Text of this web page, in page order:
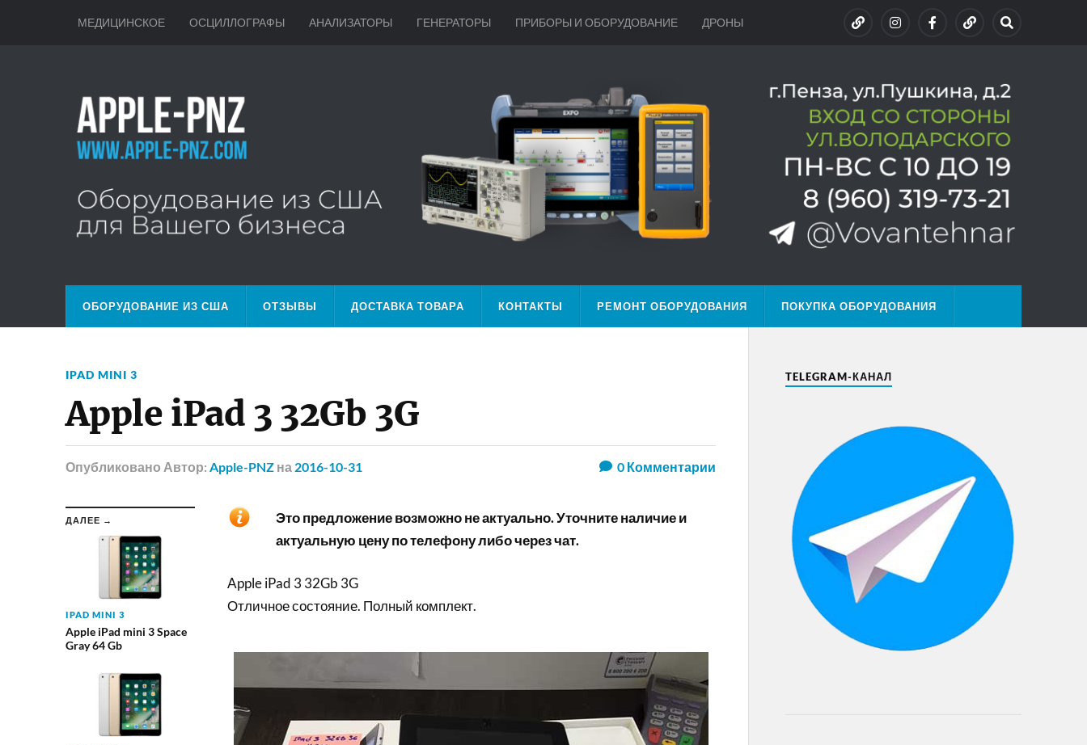
МЕДИЦИНСКОЕ ОСЦИЛЛОГРАФЫ АНАЛИЗАТОРЫ ГЕНЕРАТОРЫ ПРИБОРЫ И ОБОРУДОВАНИЕ ДРОНЫ
ОБОРУДОВАНИЕ ИЗ США ОТЗЫВЫ ДОСТАВКА ТОВАРА КОНТАКТЫ РЕМОНТ ОБОРУДОВАНИЯ ПОКУПКА ОБОРУДОВАНИЯ
IPAD MINI 3
Apple iPad 3 32Gb 3G
Опубликовано Автор: Apple-PNZ на 2016-10-31 0Комментарии
ДАЛЕЕ →
IPAD MINI 3
Apple iPad mini 3 Space
Gray 64 Gb
Это предложение возможно не актуально. Уточните наличие и
актуальную цену по телефону либо через чат.
Apple iPad 3 32Gb 3G
Отличное состояние. Полный комплект.
TELEGRAM-КАНАЛ